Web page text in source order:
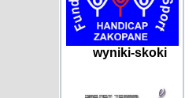
wyniki-skoki